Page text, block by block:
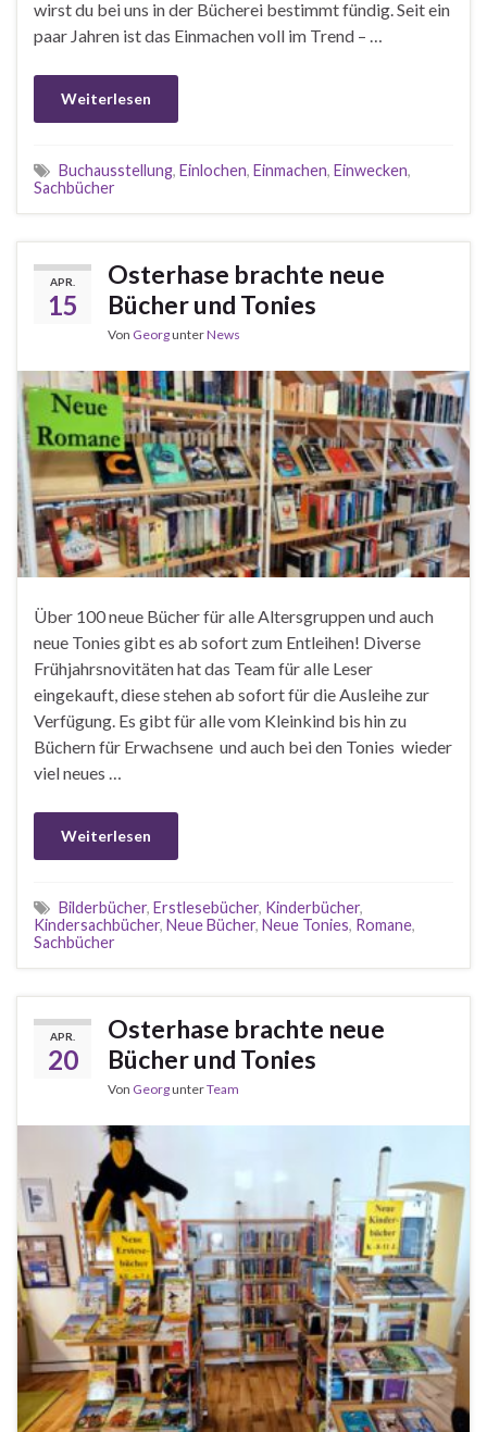
wirst du bei uns in der Bücherei bestimmt fündig. Seit ein
paar Jahren ist das Einmachen voll im Trend – …
Weiterlesen
Buchausstellung, Einlochen, Einmachen, Einwecken,
Sachbücher
APR.
15
Osterhase brachte neue
Bücher und Tonies
Von GeorgunterNews
Über 100 neue Bücher für alle Altersgruppen und auch
neue Tonies gibt es ab sofort zum Entleihen! Diverse
Frühjahrsnovitäten hat das Team für alle Leser
eingekauft, diese stehen ab sofort für die Ausleihe zur
Verfügung. Es gibt für alle vom Kleinkind bis hin zu
Büchern für Erwachsene und auch bei den Tonies wieder
viel neues …
Weiterlesen
Bilderbücher, Erstlesebücher, Kinderbücher,
Kindersachbücher, Neue Bücher, Neue Tonies, Romane,
Sachbücher
APR.
20
Osterhase brachte neue
Bücher und Tonies
Von GeorgunterTeam